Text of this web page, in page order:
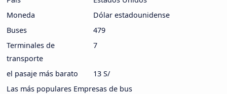
Moneda
Dólar estadounidense
Buses
479
Terminales de
transporte
7
el pasaje más barato
13 S/
Las más populares Empresas de bus